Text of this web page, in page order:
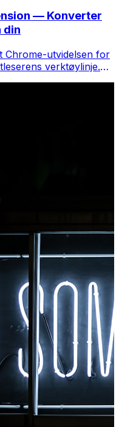
— Konverter
din
Chrome-utvidelsen for
verktøylinje.